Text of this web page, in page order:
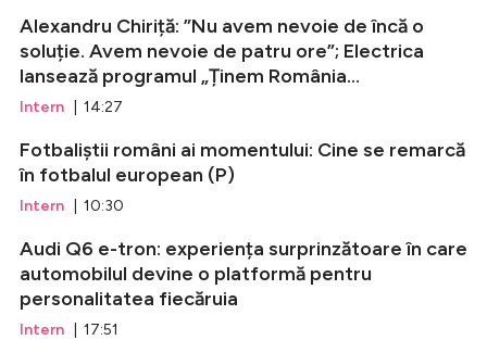
Alexandru Chiriță: ”Nu avem nevoie de încă o
soluție. Avem nevoie de patru ore”; Electrica
lansează programul „Ținem România...
Intern | 14:27
Fotbaliștii români ai momentului: Cine se remarcă
în fotbalul european (P)
Intern | 10:30
Audi Q6 e-tron: experiența surprinzătoare în care
automobilul devine o platformă pentru
personalitatea fiecăruia
Intern | 17:51